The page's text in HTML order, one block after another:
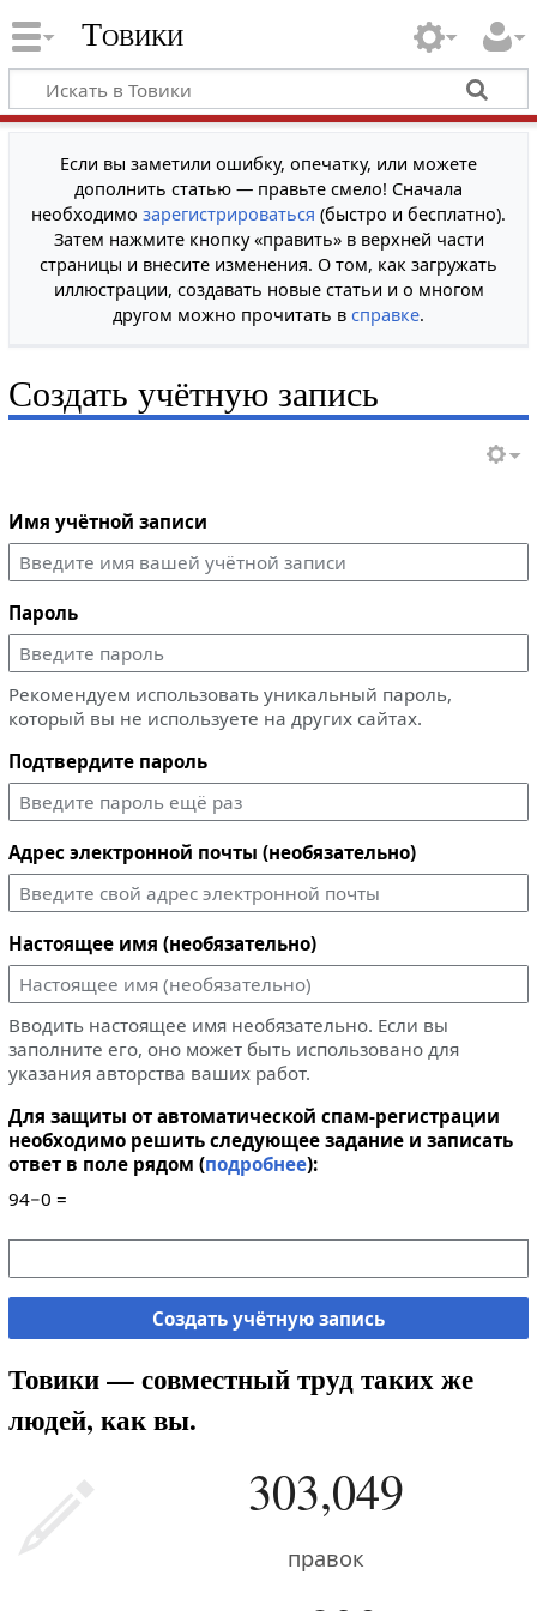
Товики
Если вы заметили ошибку, опечатку, или можете
дополнить статью — правьте смело! Сначала
необходимо зарегистрироваться (быстро и бесплатно).
Затем нажмите кнопку «править» в верхней части
страницы и внесите изменения. О том, как загружать
иллюстрации, создавать новые статьи и о многом
другом можно прочитать в справке.
Создать учётную запись
Имя учётной записи
Пароль
Рекомендуем использовать уникальный пароль,
который вы не используете на других сайтах.
Подтвердите пароль
Адрес электронной почты (необязательно)
Настоящее имя (необязательно)
Вводить настоящее имя необязательно. Если вы
заполните его, оно может быть использовано для
указания авторства ваших работ.
Для защиты от автоматической спам-регистрации
необходимо решить следующее задание и записать
ответ в поле рядом (подробнее):
94−0 =
Создать учётную запись
Товики — совместный труд таких же
людей, как вы.
303,049
правок